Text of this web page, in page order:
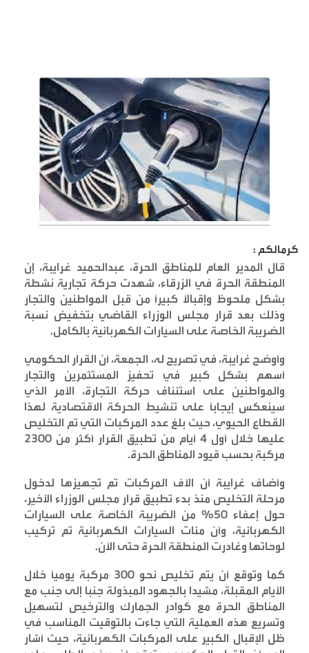
كرمالكم :
قال المدير العام للمناطق الحرة، عبدالحميد غرايبة، إن
المنطقة الحرة في الزرقاء، شهدت حركة تجارية نشطة
بشكل ملحوظ وإقبالاً كبيراً من قبل المواطنين والتجار
وذلك بعد قرار مجلس الوزراء القاضي بتخفيض نسبة
الضريبة الخاصة على السيارات الكهربائية بالكامل.
وأوضح غرايبة، في تصريح له، الجمعة، أن القرار الحكومي
أسهم بشكل كبير في تحفيز المستثمرين والتجار
والمواطنين على استئناف حركة التجارة، الأمر الذي
سينعكس إيجاباً على تنشيط الحركة الاقتصادية لهذا
القطاع الحيوي، حيث بلغ عدد المركبات التي تم التخليص
عليها خلال أول 4 أيام من تطبيق القرار أكثر من 2300
مركبة بحسب قيود المناطق الحرة.
وأضاف غرايبة أن الآف المركبات تم تجهيزها لدخول
مرحلة التخليص منذ بدء تطبيق قرار مجلس الوزراء الأخير،
حول إعفاء 50% من الضريبة الخاصة على السيارات
الكهربائية، وأن مئات السيارات الكهربائية تم تركيب
لوحاتها وغادرت المنطقة الحرة حتى الآن.
كما وتوقع أن يتم تخليص نحو 300 مركبة يومياً خلال
الأيام المقبلة، مشيدا بالجهود المبذولة جنبا إلى جنب مع
المناطق الحرة مع كوادر الجمارك والترخيص لتسهيل
وتسريع هذه العملية التي جاءت بالتوقيت المناسب في
ظل الإقبال الكبير على المركبات الكهربائية، حيث أشار